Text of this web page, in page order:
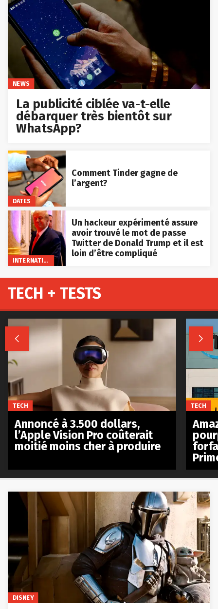
NEWS
La publicité ciblée va-t-elle
débarquer très bientôt sur
WhatsApp?
DATES
Comment Tinder gagne de
l’argent?
INTERNATIONAL
Un hackeur expérimenté assure
avoir trouvé le mot de passe
Twitter de Donald Trump et il est
loin d’être compliqué
DISNEY
TECH + TESTS
 
TECH
Annoncé à 3.500 dollars,
l’Apple Vision Pro coûterait
moitié moins cher à produire
TECH